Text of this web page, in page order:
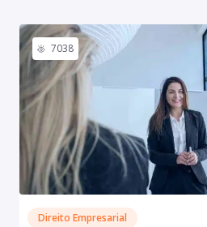
7038
Direito Empresarial